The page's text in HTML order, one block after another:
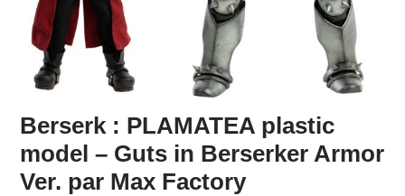
Berserk : PLAMATEA plastic
model – Guts in Berserker Armor
Ver. par Max Factory